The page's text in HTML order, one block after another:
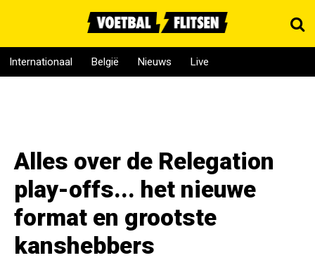
Internationaal België Nieuws Live
Alles over de Relegation
play-offs... het nieuwe
format en grootste
kanshebbers